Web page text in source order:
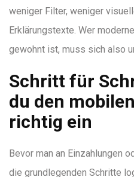
weniger Filter, weniger
Erklärungstexte. Wer
gewohnt ist, muss sich also
Schritt für
du den
richtig ein
Bevor man an Einzahlungen
die grundlegenden Schritte